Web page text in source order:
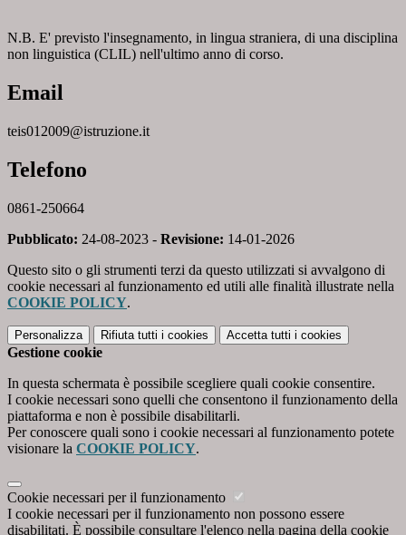
N.B. E' previsto l'insegnamento, in lingua straniera, di una disciplina
non linguistica (CLIL) nell'ultimo anno di corso.
Email
teis012009@istruzione.it
Telefono
0861-250664
Pubblicato: 24-08-2023 - Revisione: 14-01-2026
Questo sito o gli strumenti terzi da questo utilizzati si avvalgono di
cookie necessari al funzionamento ed utili alle finalità illustrate nella
COOKIE POLICY.
Personalizza Rifiuta tutti i cookies Accetta tutti i cookies
Gestione cookie
In questa schermata è possibile scegliere quali cookie consentire.
I cookie necessari sono quelli che consentono il funzionamento della
piattaforma e non è possibile disabilitarli.
Per conoscere quali sono i cookie necessari al funzionamento potete
visionare la COOKIE POLICY.
Cookie necessari per il funzionamento
I cookie necessari per il funzionamento non possono essere
disabilitati. È possibile consultare l'elenco nella pagina della cookie